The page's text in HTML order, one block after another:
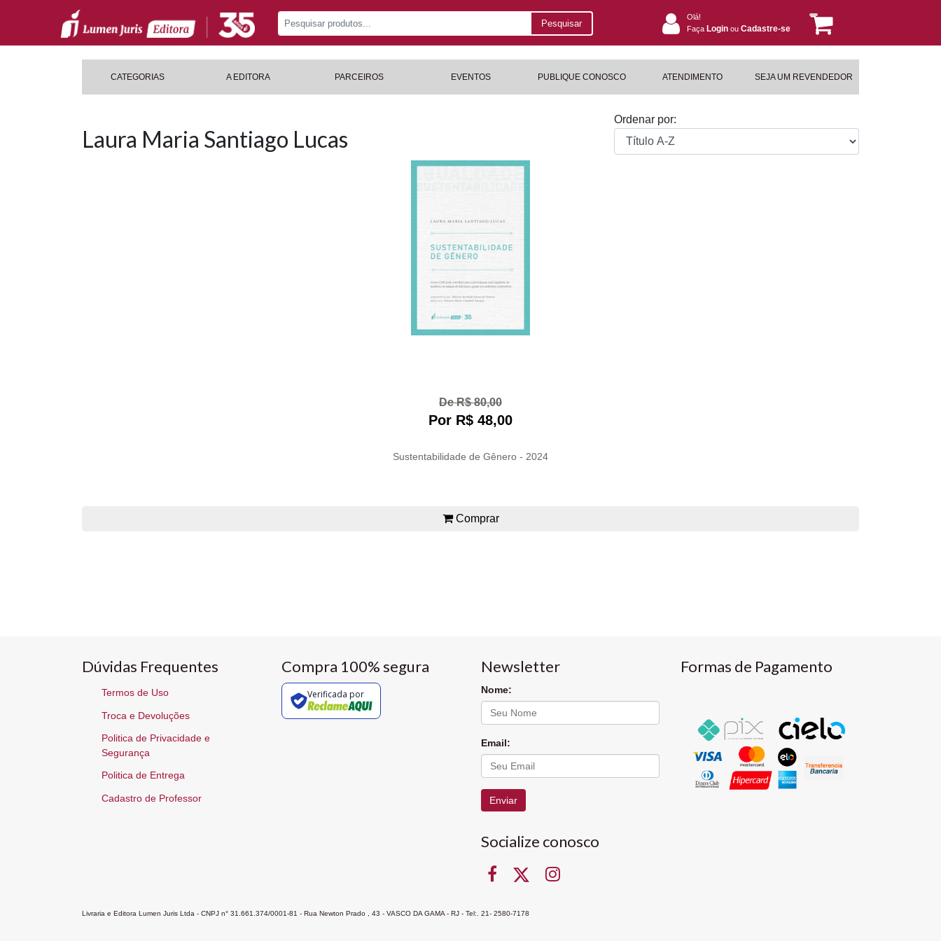
Pesquisar
Olá!
Faça Login ou Cadastre-se
CATEGORIAS A EDITORA PARCEIROS EVENTOS PUBLIQUE CONOSCO ATENDIMENTO SEJA UM REVENDEDOR
Laura Maria Santiago Lucas
Ordenar por:
De R$ 80,00
Por R$ 48,00
Sustentabilidade de Gênero - 2024
Comprar
Dúvidas Frequentes
Termos de Uso
Troca e Devoluções
Politica de Privacidade e
Segurança
Politica de Entrega
Cadastro de Professor
Compra 100% segura
Verificada por
Newsletter
Nome:
Email:
Enviar
Socialize conosco
Formas de Pagamento
Livraria e Editora Lumen Juris Ltda - CNPJ n° 31.661.374/0001-81 - Rua Newton Prado , 43 - VASCO DA GAMA - RJ - Tel:. 21- 2580-7178